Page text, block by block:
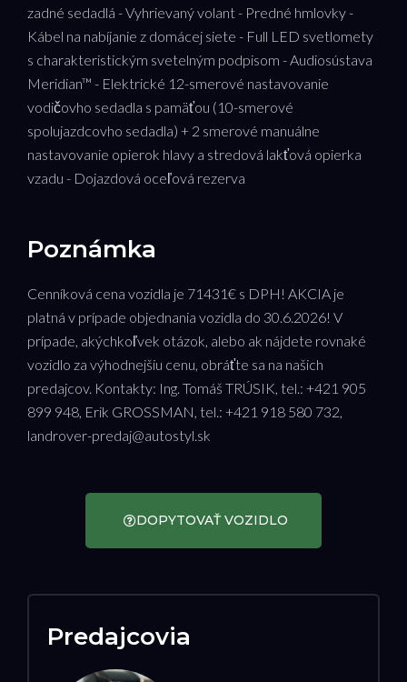
zadné sedadlá - Vyhrievaný volant - Predné hmlovky -
Kábel na nabíjanie z domácej siete - Full LED svetlomety
s charakteristickým svetelným podpisom - Audiosústava
Meridian™ - Elektrické 12-smerové nastavovanie
vodičovho sedadla s pamäťou (10-smerové
spolujazdcovho sedadla) + 2 smerové manuálne
nastavovanie opierok hlavy a stredová lakťová opierka
vzadu - Dojazdová oceľová rezerva
Poznámka
Cenníková cena vozidla je 71431€ s DPH! AKCIA je
platná v prípade objednania vozidla do 30.6.2026! V
prípade, akýchkoľvek otázok, alebo ak nájdete rovnaké
vozidlo za výhodnejšiu cenu, obráťte sa na našich
predajcov. Kontakty: Ing. Tomáš TRÚSIK, tel.: +421 905
899 948, Erik GROSSMAN, tel.: +421 918 580 732,
landrover-predaj@autostyl.sk
DOPYTOVAŤ VOZIDLO
Predajcovia